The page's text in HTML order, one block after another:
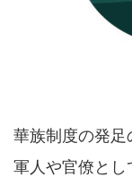
華族制度の発
軍人や官僚と